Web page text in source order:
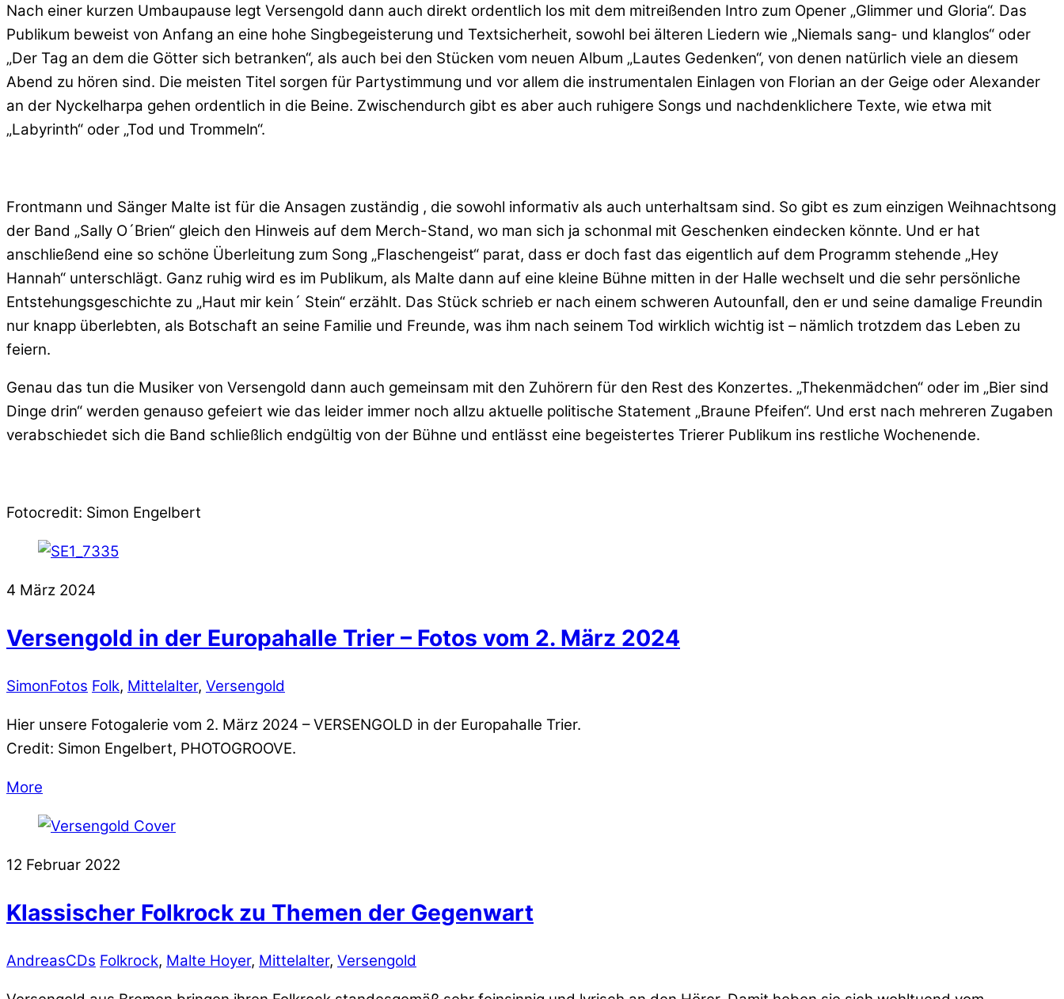
Nach einer kurzen Umbaupause legt Versengold dann auch direkt ordentlich los mit dem mitreißenden Intro zum Opener „Glimmer und Gloria“. Das
Publikum beweist von Anfang an eine hohe Singbegeisterung und Textsicherheit, sowohl bei älteren Liedern wie „Niemals sang- und klanglos“ oder
„Der Tag an dem die Götter sich betranken“, als auch bei den Stücken vom neuen Album „Lautes Gedenken“, von denen natürlich viele an diesem
Abend zu hören sind. Die meisten Titel sorgen für Partystimmung und vor allem die instrumentalen Einlagen von Florian an der Geige oder Alexander
an der Nyckelharpa gehen ordentlich in die Beine. Zwischendurch gibt es aber auch ruhigere Songs und nachdenklichere Texte, wie etwa mit
„Labyrinth“ oder „Tod und Trommeln“.
Frontmann und Sänger Malte ist für die Ansagen zuständig , die sowohl informativ als auch unterhaltsam sind. So gibt es zum einzigen Weihnachtsong
der Band „Sally O´Brien“ gleich den Hinweis auf dem Merch-Stand, wo man sich ja schonmal mit Geschenken eindecken könnte. Und er hat
anschließend eine so schöne Überleitung zum Song „Flaschengeist“ parat, dass er doch fast das eigentlich auf dem Programm stehende „Hey
Hannah“ unterschlägt. Ganz ruhig wird es im Publikum, als Malte dann auf eine kleine Bühne mitten in der Halle wechselt und die sehr persönliche
Entstehungsgeschichte zu „Haut mir kein´ Stein“ erzählt. Das Stück schrieb er nach einem schweren Autounfall, den er und seine damalige Freundin
nur knapp überlebten, als Botschaft an seine Familie und Freunde, was ihm nach seinem Tod wirklich wichtig ist – nämlich trotzdem das Leben zu
feiern.
Genau das tun die Musiker von Versengold dann auch gemeinsam mit den Zuhörern für den Rest des Konzertes. „Thekenmädchen“ oder im „Bier sind
Dinge drin“ werden genauso gefeiert wie das leider immer noch allzu aktuelle politische Statement „Braune Pfeifen“. Und erst nach mehreren Zugaben
verabschiedet sich die Band schließlich endgültig von der Bühne und entlässt eine begeistertes Trierer Publikum ins restliche Wochenende.
Fotocredit: Simon Engelbert
4 März 2024
Versengold in der Europahalle Trier – Fotos vom 2. März 2024
SimonFotos Folk, Mittelalter, Versengold
Hier unsere Fotogalerie vom 2. März 2024 – VERSENGOLD in der Europahalle Trier.
Credit: Simon Engelbert, PHOTOGROOVE.
More
12 Februar 2022
Klassischer Folkrock zu Themen der Gegenwart
AndreasCDs Folkrock, Malte Hoyer, Mittelalter, Versengold